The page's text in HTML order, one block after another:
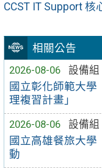
相關公告
2026-08-06
設備組
國立彰化師範大
理複習計畫」
2026-08-06
設備組
國立高雄餐旅大學
動
CCST IT Support 核